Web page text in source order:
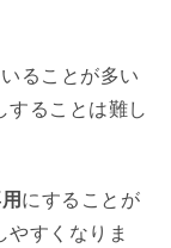
ることが多い
することは難し
にすることが
すくなりま